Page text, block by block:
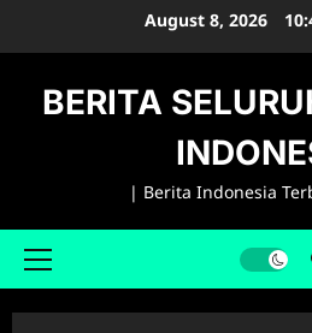
August 8, 2026
BERITA
| Berita Indonesia
Primary